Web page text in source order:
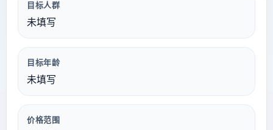
目标人群
未填写
目标年龄
未填写
价格范围